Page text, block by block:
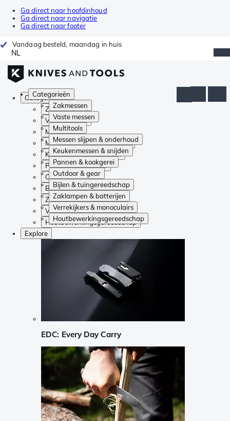
Ga direct naar hoofdinhoud
Ga direct naar navigatie
Ga direct naar footer
Vandaag besteld, maandag in huis
NL
Categorieën
Zakmessen
Vaste messen
Multitools
Messen slijpen & onderhoud
Keukenmessen & snijden
Pannen & kookgerei
Outdoor & gear
Bijlen & tuingereedschap
Zaklampen & batterijen
Verrekijkers & monoculairs
Houtbewerkingsgereedschap
Categorieën
Zakmessen
Vaste messen
Multitools
Messen slijpen & onderhoud
Keukenmessen & snijden
Pannen & kookgerei
Outdoor & gear
Bijlen & tuingereedschap
Zaklampen & batterijen
Verrekijkers & monoculairs
Houtbewerkingsgereedschap
Explore
EDC: Every Day Carry